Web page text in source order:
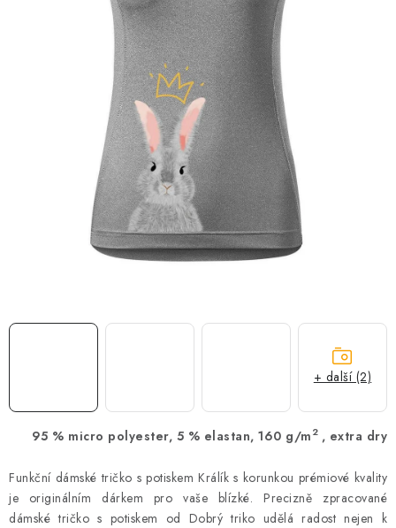
MÁM SRDCE POMÁHÁM
PROVIZNÍ SYSTÉM
Časté otázky
Doprava a platba
Obchodní podmínky
95 % micro polyester, 5 % elastan, 160 g/m 2 , extra dry
Funkční dámské tričko s potiskem Králík s korunkou prémiové kvality
je originálním dárkem pro vaše blízké. Precizně zpracované
dámské tričko s potiskem od Dobrý triko udělá radost nejen k
+ další (2)